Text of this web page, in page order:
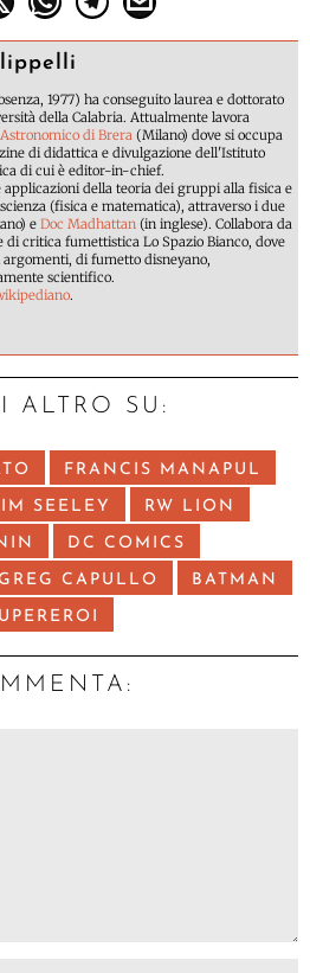
1977) ha conseguito laurea e dottorato
della Calabria. Attualmente lavora
di Brera (Milano) dove si occupa
di didattica e divulgazione dell'Istituto
di cui è editor-in-chief.
applicazioni della teoria dei gruppi alla fisica e
(fisica e matematica), attraverso i due
e Doc Madhattan (in inglese). Collabora da
di critica fumettistica Lo Spazio Bianco, dove
di fumetto disneyano,
scientifico.
.
ALTRO SU:
FRANCIS MANAPUL
SEELEY RW LION
DC COMICS
CAPULLO BATMAN